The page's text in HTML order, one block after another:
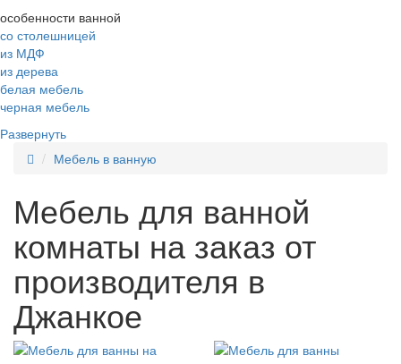
особенности ванной
со столешницей
из МДФ
из дерева
белая мебель
черная мебель
Развернуть
Мебель в ванную
Мебель для ванной
комнаты на заказ от
производителя в
Джанкое